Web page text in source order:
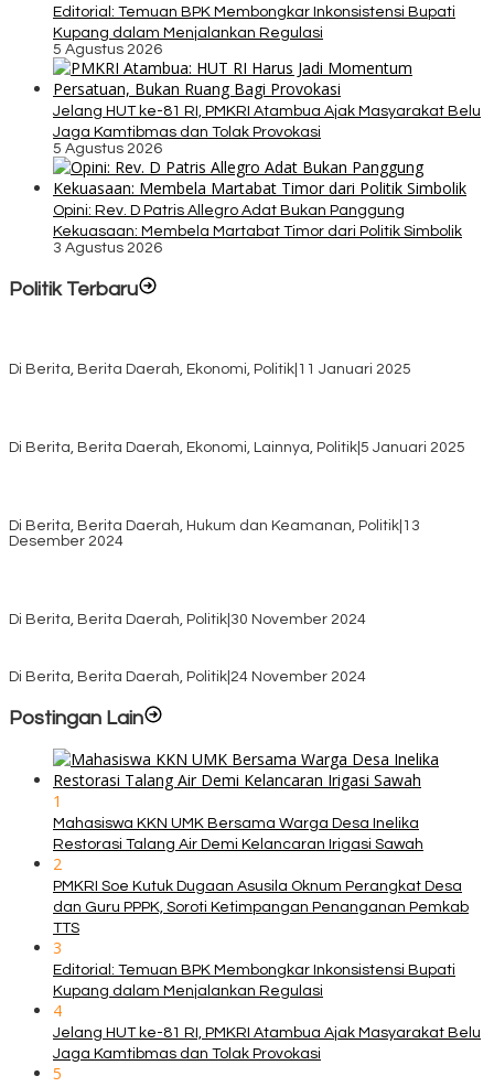
Editorial: Temuan BPK Membongkar Inkonsistensi Bupati
Kupang dalam Menjalankan Regulasi
5 Agustus 2026
Jelang HUT ke-81 RI, PMKRI Atambua Ajak Masyarakat Belu
Jaga Kamtibmas dan Tolak Provokasi
5 Agustus 2026
Opini: Rev. D Patris Allegro Adat Bukan Panggung
Kekuasaan: Membela Martabat Timor dari Politik Simbolik
3 Agustus 2026
Politik Terbaru
Di Berita, Berita Daerah, Ekonomi, Politik 11 Januari 2025
Di Berita, Berita Daerah, Ekonomi, Lainnya, Politik 5 Januari 2025
Di Berita, Berita Daerah, Hukum dan Keamanan, Politik 13
Desember 2024
Di Berita, Berita Daerah, Politik 30 November 2024
Di Berita, Berita Daerah, Politik 24 November 2024
Postingan Lain
1
Mahasiswa KKN UMK Bersama Warga Desa Inelika
Restorasi Talang Air Demi Kelancaran Irigasi Sawah
2
PMKRI Soe Kutuk Dugaan Asusila Oknum Perangkat Desa
dan Guru PPPK, Soroti Ketimpangan Penanganan Pemkab
TTS
3
Editorial: Temuan BPK Membongkar Inkonsistensi Bupati
Kupang dalam Menjalankan Regulasi
4
Jelang HUT ke-81 RI, PMKRI Atambua Ajak Masyarakat Belu
Jaga Kamtibmas dan Tolak Provokasi
5